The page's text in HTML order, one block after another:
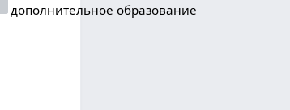
дополнительное образование